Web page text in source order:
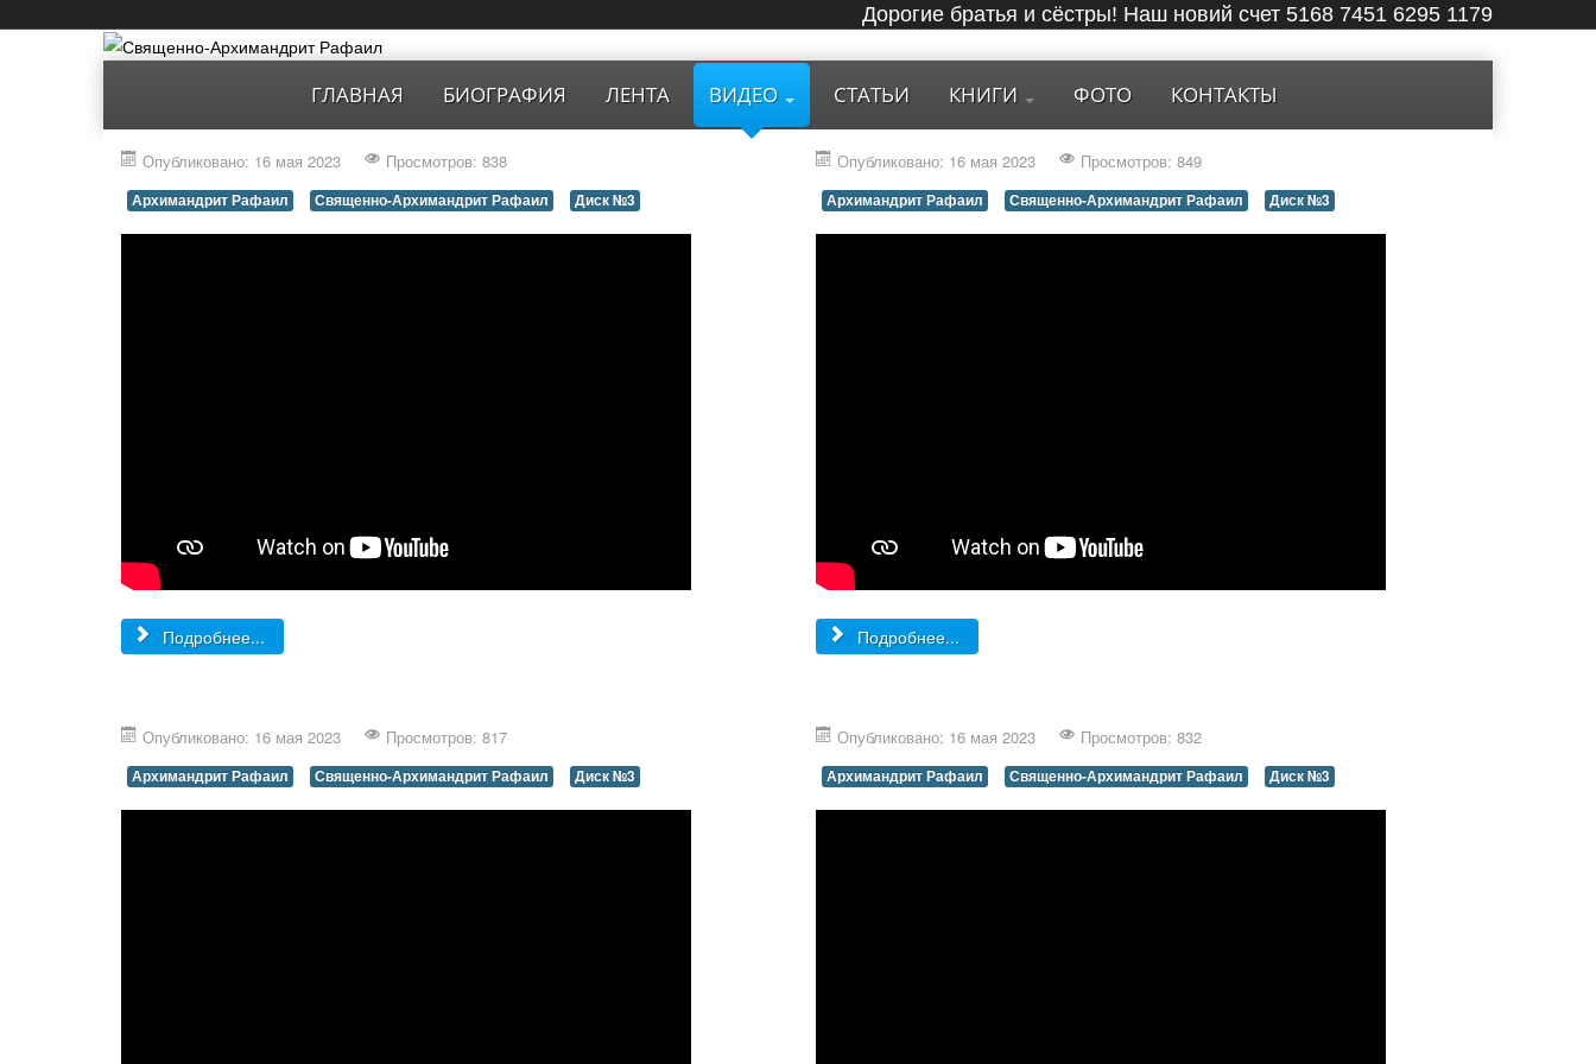
Дорогие братья и сёстры! Наш новий счет 5168 7451 6295 1179
ГЛАВНАЯ БИОГРАФИЯ ЛЕНТА ВИДЕО СТАТЬИ КНИГИ ФОТО КОНТАКТЫ
Опубликовано: 16 мая 2023 Просмотров: 838
Архимандрит Рафаил Священно-Архимандрит Рафаил Диск №3
Подробнее...
Опубликовано: 16 мая 2023 Просмотров: 849
Архимандрит Рафаил Священно-Архимандрит Рафаил Диск №3
Подробнее...
Опубликовано: 16 мая 2023 Просмотров: 817
Архимандрит Рафаил Священно-Архимандрит Рафаил Диск №3
Опубликовано: 16 мая 2023 Просмотров: 832
Архимандрит Рафаил Священно-Архимандрит Рафаил Диск №3